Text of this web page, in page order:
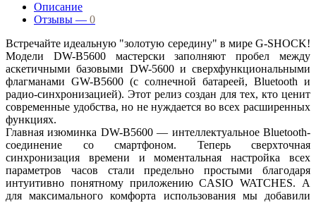
Описание
Отзывы — 0
Встречайте идеальную "золотую середину" в мире G-SHOCK!
Модели DW-B5600 мастерски заполняют пробел между
аскетичными базовыми DW-5600 и сверхфункциональными
флагманами GW-B5600 (с солнечной батареей, Bluetooth и
радио-синхронизацией). Этот релиз создан для тех, кто ценит
современные удобства, но не нуждается во всех расширенных
функциях.
Главная изюминка DW-B5600 — интеллектуальное Bluetooth-
соединение со смартфоном. Теперь сверхточная
синхронизация времени и моментальная настройка всех
параметров часов стали предельно простыми благодаря
интуитивно понятному приложению CASIO WATCHES. А
для максимального комфорта использования мы добавили